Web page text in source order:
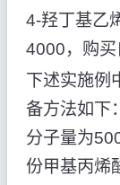
4-羟丁基乙
4000，购买
下述实施例
备方法如下
分子量为
份甲基丙烯